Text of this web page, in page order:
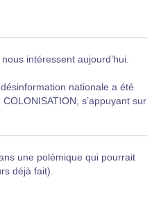
intéressent aujourd’hui.
nationale a été
s’appuyant sur
une polémique qui pourrait
déjà fait).